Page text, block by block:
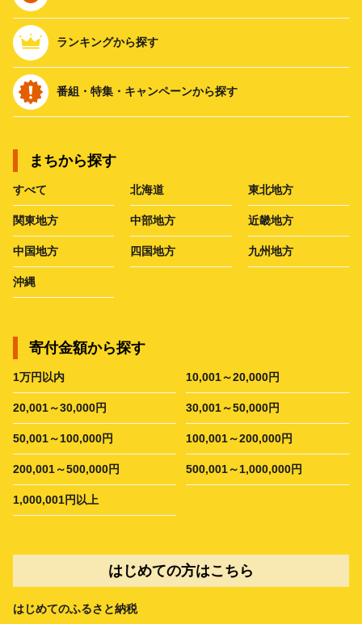
ランキングから探す
番組・特集・キャンペーンから探す
まちから探す
すべて 北海道 東北地方
関東地方 中部地方 近畿地方
中国地方 四国地方 九州地方
沖縄
寄付金額から探す
1万円以内 10,001～20,000円
20,001～30,000円 30,001～50,000円
50,001～100,000円 100,001～200,000円
200,001～500,000円 500,001～1,000,000円
1,000,001円以上
はじめての方はこちら
はじめてのふるさと納税